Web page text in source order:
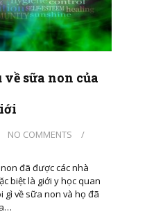
sữa non của
NO COMMENTS
/
đã được các nhà
biệt là giới y học quan
gì về sữa non và họ đã